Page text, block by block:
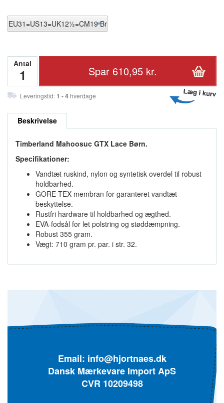
Antal
Leveringstid:1 - 4 hverdage
Beskrivelse
Timberland Mahoosuc GTX Lace Børn.
Specifikationer:
Vandtæt ruskind, nylon og syntetisk overdel til robust
holdbarhed.
GORE-TEX membran for garanteret vandtæt
beskyttelse.
Rustfri hardware til holdbarhed og ægthed.
EVA-fodsål for let polstring og støddæmpning.
Robust 355 gram.
Vægt: 710 gram pr. par. i str. 32.
Email: info@hjortnaes.dk
Dansk Mærkevare Import ApS
CVR 10209498